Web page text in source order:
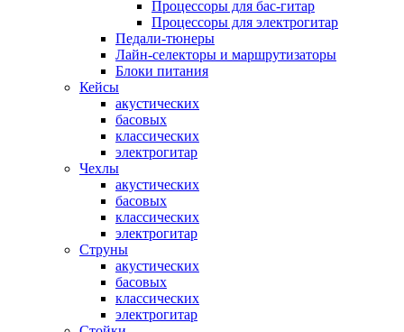
Процессоры для бас-гитар
Процессоры для электрогитар
Педали-тюнеры
Лайн-селекторы и маршрутизаторы
Блоки питания
Кейсы
акустических
басовых
классических
электрогитар
Чехлы
акустических
басовых
классических
электрогитар
Струны
акустических
басовых
классических
электрогитар